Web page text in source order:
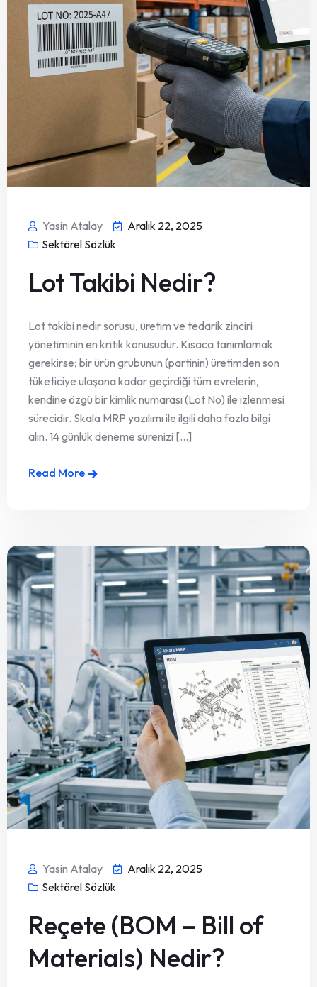
Yasin Atalay
Aralık 22, 2025
Sektörel Sözlük
Lot Takibi Nedir?
Lot takibi nedir sorusu, üretim ve tedarik zinciri
yönetiminin en kritik konusudur. Kısaca tanımlamak
gerekirse; bir ürün grubunun (partinin) üretimden son
tüketiciye ulaşana kadar geçirdiği tüm evrelerin,
kendine özgü bir kimlik numarası (Lot No) ile izlenmesi
sürecidir. Skala MRP yazılımı ile ilgili daha fazla bilgi
alın. 14 günlük deneme sürenizi [...]
Read More
Yasin Atalay
Aralık 22, 2025
Sektörel Sözlük
Reçete (BOM – Bill of
Materials) Nedir?